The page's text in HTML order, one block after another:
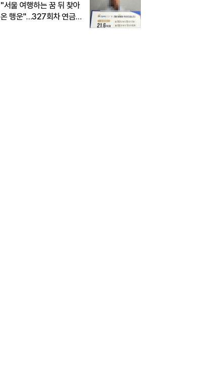
"서울 여행하는 꿈 뒤 찾아
온 행운"…327회차 연금